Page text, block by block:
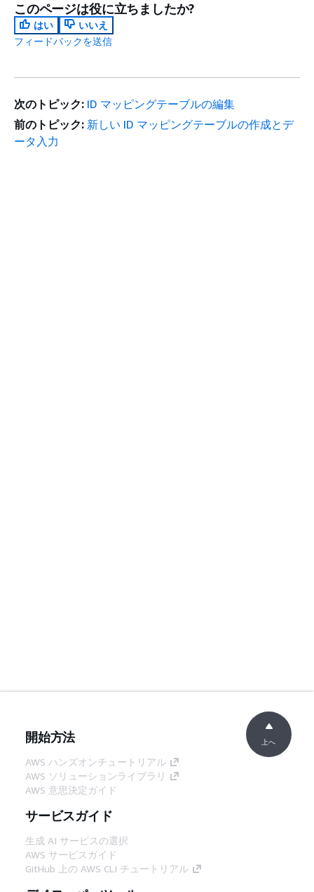
このページは役に立ちましたか?
はい
いいえ
フィードバックを送信
次のトピック: ID マッピングテーブルの編集
前のトピック: 新しい ID マッピングテーブルの作成とデ
ータ入力
開始方法
AWS ハンズオンチュートリアル
AWS ソリューションライブラリ
AWS 意思決定ガイド
サービスガイド
生成 AI サービスの選択
AWS サービスガイド
GitHub 上の AWS CLI チュートリアル
上へ